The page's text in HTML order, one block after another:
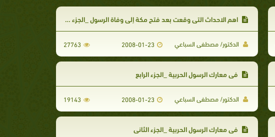
اهم الاحداث التي وقعت بعد فتح مكة إلى وفاة الرسول _الجزء الثاني
الدكتور/ مصطفى السباعي 2008-01-23
27763
في معارك الرسول الحربية _الجزء الرابع
الدكتور/ مصطفى السباعي 2008-01-23
19143
في معارك الرسول الحربية _الجزء الثاني